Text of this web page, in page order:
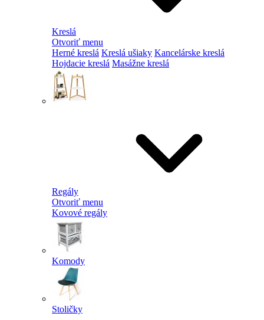
Kreslá
Otvoriť menu
Herné kreslá Kreslá ušiaky Kancelárske kreslá
Hojdacie kreslá Masážne kreslá
Regály
Otvoriť menu
Kovové regály
Komody
Stoličky